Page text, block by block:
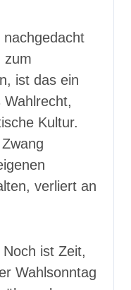
zum
ist das ein
Kultur.
verliert an
ist Zeit,
Wahlsonntag